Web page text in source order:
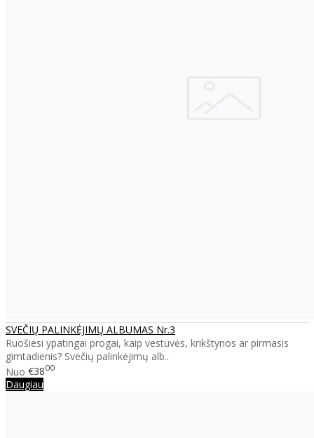
SVEČIŲ PALINKĖJIMŲ ALBUMAS Nr.3
Ruošiesi ypatingai progai, kaip vestuvės, krikštynos ar pirmasis
gimtadienis? Svečių palinkėjimų alb..
Nuo €3800
Daugiau